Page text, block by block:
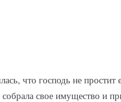
что господь не простит
собрала свое имущество и